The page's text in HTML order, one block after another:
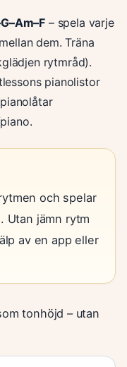
– spela varje
dem. Träna
rytmråd).
pianolistor
och spelar
Utan jämn rytm
av en app eller
tonhöjd – utan